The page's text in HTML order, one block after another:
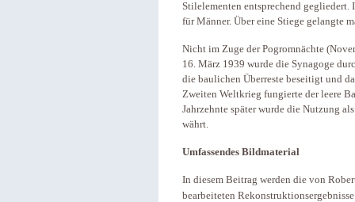
Stilelementen entsprechend gegliedert.
für Männer. Über eine Stiege gelangte
Nicht im Zuge der Pogromnächte
16. März 1939 wurde die Synagoge
die baulichen Überreste beseitigt und
Zweiten Weltkrieg fungierte der leere
Jahrzehnte später wurde die Nutzung
währt.
Umfassendes Bildmaterial
In diesem Beitrag werden die von
bearbeiteten